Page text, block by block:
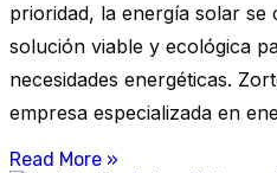
prioridad, la energía solar
solución viable y ecológica
necesidades energéticas.
empresa especializada en
Read More »